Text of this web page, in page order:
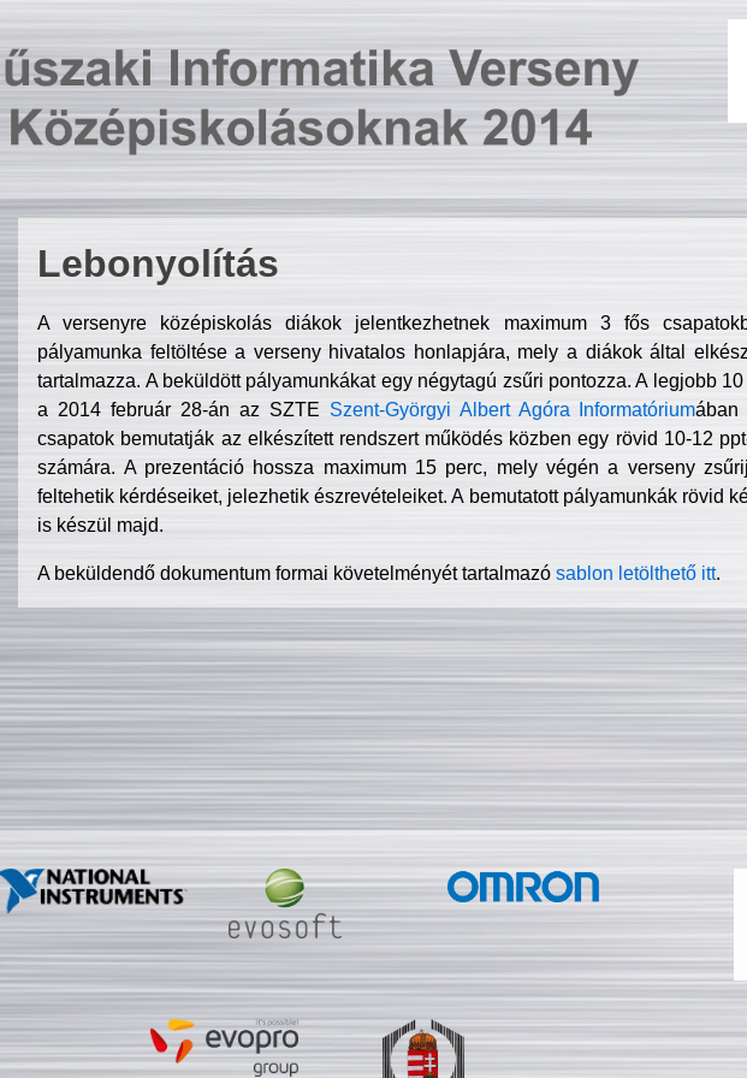
Lebonyolítás
A versenyre középiskolás diákok jelentkezhetnek maximum 3 fős
pályamunka feltöltése a verseny hivatalos honlapjára, mely a diákok által
tartalmazza. A beküldött pályamunkákat egy négytagú zsűri pontozza. A legjobb
a 2014 február 28-án az SZTE Szent-Györgyi Albert Agóra Informatóriumában
csapatok bemutatják az elkészített rendszert működés közben egy rövid 10-12
számára. A prezentáció hossza maximum 15 perc, mely végén a verseny
feltehetik kérdéseiket, jelezhetik észrevételeiket. A bemutatott pályamunkák rövid
is készül majd.
A beküldendő dokumentum formai követelményét tartalmazósablon letölthető itt.